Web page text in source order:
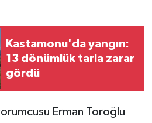
Kastamonu'da yangın:
13 dönümlük tarla zarar
gördü
Erman Toroğlu